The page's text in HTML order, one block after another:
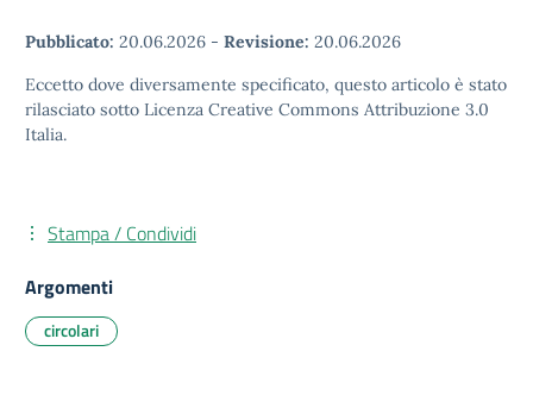
Pubblicato: 20.06.2026 - Revisione: 20.06.2026
Eccetto dove diversamente specificato, questo articolo è stato
rilasciato sotto Licenza Creative Commons Attribuzione 3.0
Italia.
Stampa / Condividi
Argomenti
circolari